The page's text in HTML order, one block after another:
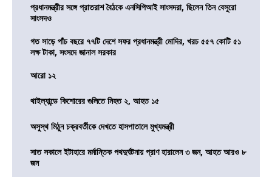
প্রধানমন্ত্রীর সঙ্গে প্রাতরাশ বৈঠকে এনসিপিআই সাংসদরা, ছিলেন তিন বেসুরো
সাংসদও
গত সাড়ে পাঁচ বছরে ৭৭টি দেশে সফর প্রধানমন্ত্রী মোদির, খরচ ৫৫৭ কোটি ৫১
লক্ষ টাকা, সংসদে জানাল সরকার
আরো ১২
থাইল্যান্ডে কিশোরের গুলিতে নিহত ২, আহত ১৫
অসুস্থ মিঠুন চক্রবর্তীকে দেখতে হাসপাতালে মুখ্যমন্ত্রী
সাত সকালে ইটাহারে মর্মান্তিক পথদুর্ঘটনায় প্রাণ হারালেন ৩ জন, আহত আরও ৮
জন